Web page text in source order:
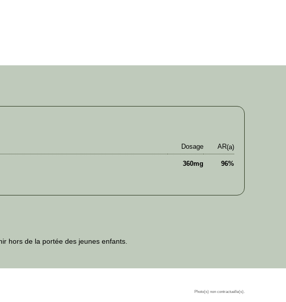
Dosage AR(a)
360mg 96%
hors de la portée des jeunes enfants.
Photo(s) non contractuelle(s).